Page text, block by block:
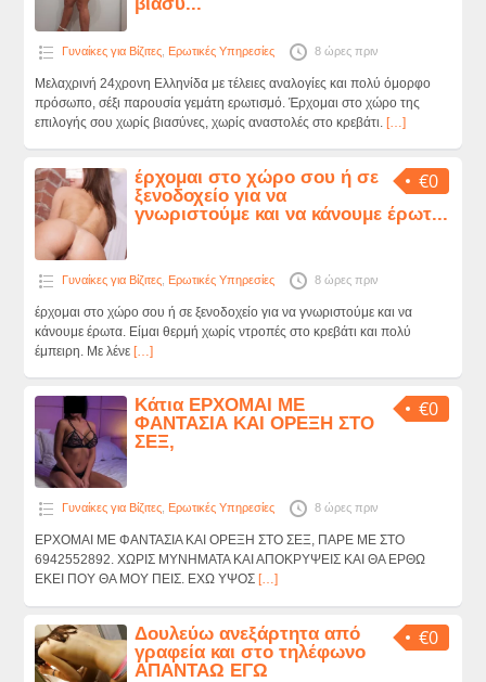
Γυναίκες για Βίζιτες, Ερωτικές Υπηρεσίες 8 ώρες πριν
Mελαχρινή 24χρονη Ελληνίδα με τέλειες αναλογίες και πολύ όμορφο
πρόσωπο, σέξι παρουσία γεμάτη ερωτισμό. Έρχομαι στο χώρο της
επιλογής σου χωρίς βιασύνες, χωρίς αναστολές στο κρεβάτι. […]
€0
έρχομαι στο χώρο σου ή σε
ξενοδοχείο για να
γνωριστούμε και να κάνουμε έρωτ...
Γυναίκες για Βίζιτες, Ερωτικές Υπηρεσίες 8 ώρες πριν
έρχομαι στο χώρο σου ή σε ξενοδοχείο για να γνωριστούμε και να
κάνουμε έρωτα. Είμαι θερμή χωρίς ντροπές στο κρεβάτι και πολύ
έμπειρη. Με λένε […]
€0
Κάτια ΕΡΧΟΜΑΙ ΜΕ
ΦΑΝΤΑΣΙΑ ΚΑΙ ΟΡΕΞΗ ΣΤΟ
ΣΕΞ,
Γυναίκες για Βίζιτες, Ερωτικές Υπηρεσίες 8 ώρες πριν
ΕΡΧΟΜΑΙ ΜΕ ΦΑΝΤΑΣΙΑ ΚΑΙ ΟΡΕΞΗ ΣΤΟ ΣΕΞ, ΠΑΡΕ ΜΕ ΣΤΟ
6942552892. ΧΩΡΙΣ ΜΥΝΗΜΑΤΑ ΚΑΙ ΑΠΟΚΡΥΨΕΙΣ ΚΑΙ ΘΑ ΕΡΘΩ
ΕΚΕΙ ΠΟΥ ΘΑ ΜΟΥ ΠΕΙΣ. ΕΧΩ ΥΨΟΣ […]
€0
Δουλεύω ανεξάρτητα από
γραφεία και στο τηλέφωνο
ΑΠΑΝΤΑΩ ΕΓΩ